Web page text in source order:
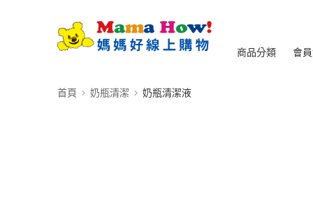
商品分類 會
首頁 奶瓶清潔 奶瓶清潔液